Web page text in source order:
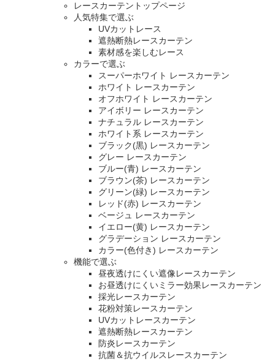
レースカーテントップページ
人気特集で選ぶ
UVカットレース
遮熱断熱レースカーテン
素材感を楽しむレース
カラーで選ぶ
スーパーホワイト レースカーテン
ホワイト レースカーテン
オフホワイト レースカーテン
アイボリー レースカーテン
ナチュラル レースカーテン
ホワイト系 レースカーテン
ブラック(黒) レースカーテン
グレー レースカーテン
ブルー(青) レースカーテン
ブラウン(茶) レースカーテン
グリーン(緑) レースカーテン
レッド(赤) レースカーテン
ベージュ レースカーテン
イエロー(黄) レースカーテン
グラデーション レースカーテン
カラー(色付き) レースカーテン
機能で選ぶ
昼夜透けにくい遮像レースカーテン
お昼透けにくいミラー効果レースカーテン
採光レースカーテン
花粉対策レースカーテン
UVカットレースカーテン
遮熱断熱レースカーテン
防炎レースカーテン
抗菌＆抗ウイルスレースカーテン